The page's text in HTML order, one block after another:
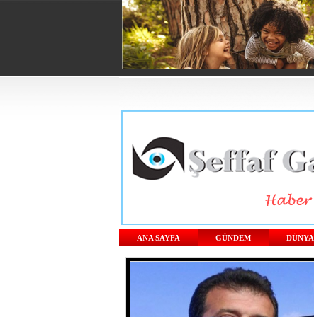
ANA SAYFA GÜNDEM DÜNYA